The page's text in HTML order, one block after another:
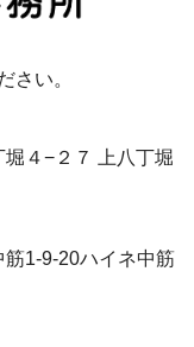
さい。
４−２７ 上八丁堀
1-9-20ハイネ中筋